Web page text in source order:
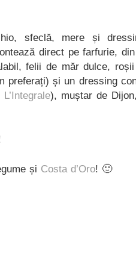
sfeclă, mere și
direct pe farfurie,
felii de măr dulce,
preferați) și un dressing
), muștar de
și Costa d’Oro! 🙂